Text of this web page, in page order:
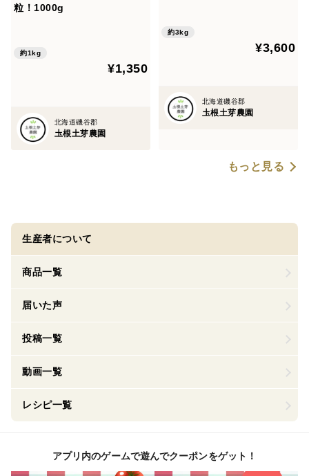
粒！1000g
約1kg
¥1,350
北海道磯谷郡
圡根土芽農園
約3kg
¥3,600
北海道磯谷郡
圡根土芽農園
もっと見る
生産者について
商品一覧
届いた声
投稿一覧
動画一覧
レシピ一覧
アプリ内のゲームで遊んでクーポンをゲット！